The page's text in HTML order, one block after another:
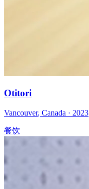
Otitori
Vancouver, Canada · 2023
餐饮